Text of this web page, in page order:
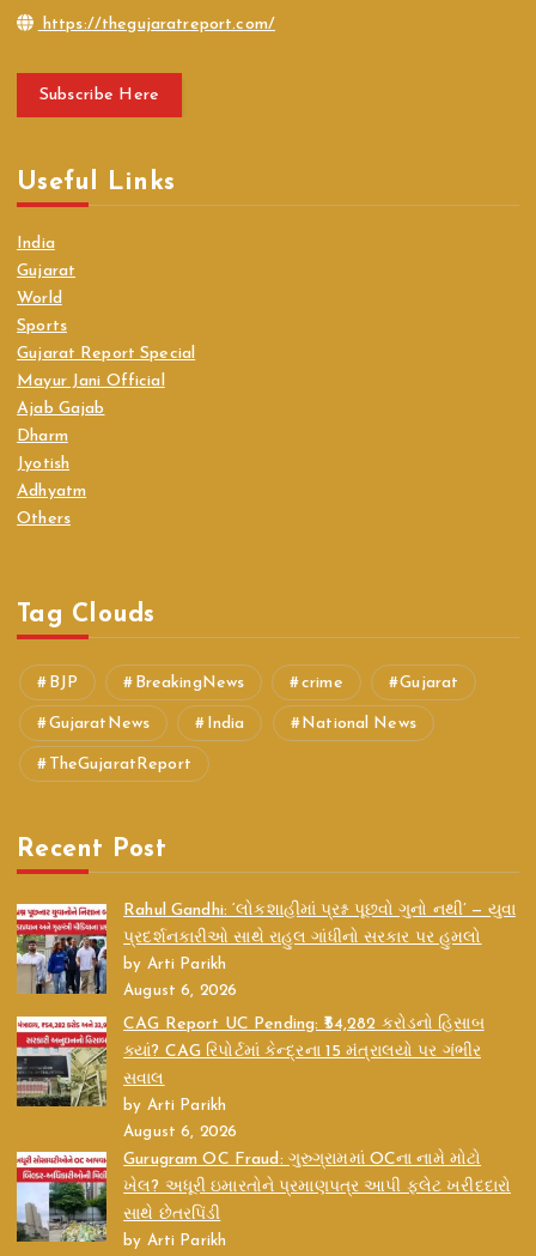
https://thegujaratreport.com/
Subscribe Here
Useful Links
India
Gujarat
World
Sports
Gujarat Report Special
Mayur Jani Official
Ajab Gajab
Dharm
Jyotish
Adhyatm
Others
Tag Clouds
BJP BreakingNews crime Gujarat
GujaratNews India National News
TheGujaratReport
Recent Post
Rahul Gandhi: ‘લોકશાહીમાં પ્રશ્ન પૂછવો ગુનો નથી’ — યુવા
પ્રદર્શનકારીઓ સાથે રાહુલ ગાંધીનો સરકાર પર હુમલો
by Arti Parikh
August 6, 2026
CAG Report UC Pending: ₹54,282 કરોડનો હિસાબ
ક્યાં? CAG રિપોર્ટમાં કેન્દ્રના 15 મંત્રાલયો પર ગંભીર
સવાલ
by Arti Parikh
August 6, 2026
Gurugram OC Fraud: ગુરુગ્રામમાં OCના નામે મોટો
ખેલ? અધૂરી ઇમારતોને પ્રમાણપત્ર આપી ફ્લેટ ખરીદદારો
સાથે છેતરપિંડી
by Arti Parikh